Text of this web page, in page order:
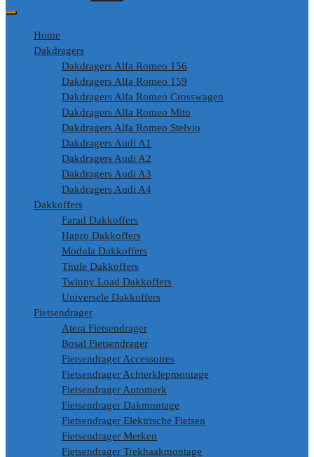
Home
Dakdragers
Dakdragers Alfa Romeo 156
Dakdragers Alfa Romeo 159
Dakdragers Alfa Romeo Crosswagen
Dakdragers Alfa Romeo Mito
Dakdragers Alfa Romeo Stelvio
Dakdragers Audi A1
Dakdragers Audi A2
Dakdragers Audi A3
Dakdragers Audi A4
Dakkoffers
Farad Dakkoffers
Hapro Dakkoffers
Modula Dakkoffers
Thule Dakkoffers
Twinny Load Dakkoffers
Universele Dakkoffers
Fietsendrager
Atera Fietsendrager
Bosal Fietsendrager
Fietsendrager Accessoires
Fietsendrager Achterklepmontage
Fietsendrager Automerk
Fietsendrager Dakmontage
Fietsendrager Elektrische Fietsen
Fietsendrager Merken
Fietsendrager Trekhaakmontage